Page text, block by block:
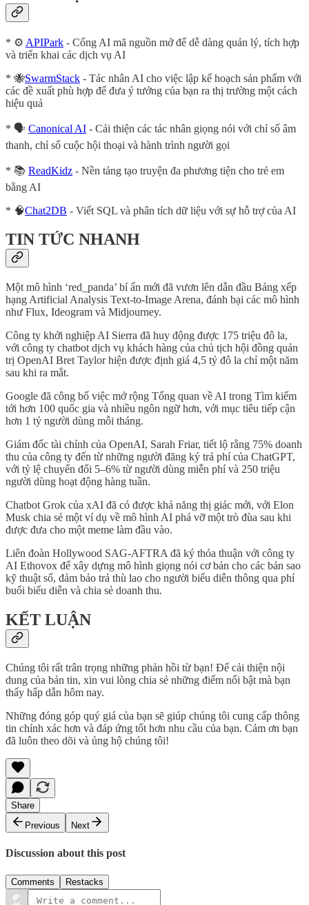
* ⚙️ APIPark - Cổng AI mã nguồn mở để dễ dàng quản lý, tích hợp
và triển khai các dịch vụ AI
* 🐝SwarmStack - Tác nhân AI cho việc lập kế hoạch sản phẩm với
các đề xuất phù hợp để đưa ý tưởng của bạn ra thị trường một cách
hiệu quả
* 🗣️ Canonical AI - Cải thiện các tác nhân giọng nói với chỉ số âm
thanh, chỉ số cuộc hội thoại và hành trình người gọi
* 📚 ReadKidz - Nền tảng tạo truyện đa phương tiện cho trẻ em
bằng AI
* 🧠Chat2DB - Viết SQL và phân tích dữ liệu với sự hỗ trợ của AI
TIN TỨC NHANH
Một mô hình ‘red_panda’ bí ẩn mới đã vươn lên dẫn đầu Bảng xếp
hạng Artificial Analysis Text-to-Image Arena, đánh bại các mô hình
như Flux, Ideogram và Midjourney.
Công ty khởi nghiệp AI Sierra đã huy động được 175 triệu đô la,
với công ty chatbot dịch vụ khách hàng của chủ tịch hội đồng quản
trị OpenAI Bret Taylor hiện được định giá 4,5 tỷ đô la chỉ một năm
sau khi ra mắt.
Google đã công bố việc mở rộng Tổng quan về AI trong Tìm kiếm
tới hơn 100 quốc gia và nhiều ngôn ngữ hơn, với mục tiêu tiếp cận
hơn 1 tỷ người dùng mỗi tháng.
Giám đốc tài chính của OpenAI, Sarah Friar, tiết lộ rằng 75% doanh
thu của công ty đến từ những người đăng ký trả phí của ChatGPT,
với tỷ lệ chuyển đổi 5–6% từ người dùng miễn phí và 250 triệu
người dùng hoạt động hàng tuần.
Chatbot Grok của xAI đã có được khả năng thị giác mới, với Elon
Musk chia sẻ một ví dụ về mô hình AI phá vỡ một trò đùa sau khi
được đưa cho một meme làm đầu vào.
Liên đoàn Hollywood SAG-AFTRA đã ký thỏa thuận với công ty
AI Ethovox để xây dựng mô hình giọng nói cơ bản cho các bản sao
kỹ thuật số, đảm bảo trả thù lao cho người biểu diễn thông qua phí
buổi biểu diễn và chia sẻ doanh thu.
KẾT LUẬN
Chúng tôi rất trân trọng những phản hồi từ bạn! Để cải thiện nội
dung của bản tin, xin vui lòng chia sẻ những điểm nổi bật mà bạn
thấy hấp dẫn hôm nay.
Những đóng góp quý giá của bạn sẽ giúp chúng tôi cung cấp thông
tin chính xác hơn và đáp ứng tốt hơn nhu cầu của bạn. Cảm ơn bạn
đã luôn theo dõi và ủng hộ chúng tôi!
Share
Previous
Next
Discussion about this post
Comments Restacks